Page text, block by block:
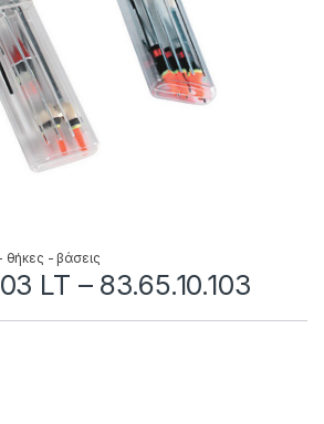
θήκες - βάσεις
LT – 83.65.10.103